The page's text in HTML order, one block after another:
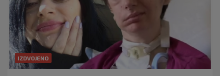
IZDVOJENO